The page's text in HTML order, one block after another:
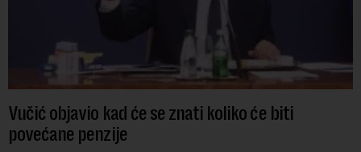
Vučić objavio kad će se znati koliko će biti
povećane penzije